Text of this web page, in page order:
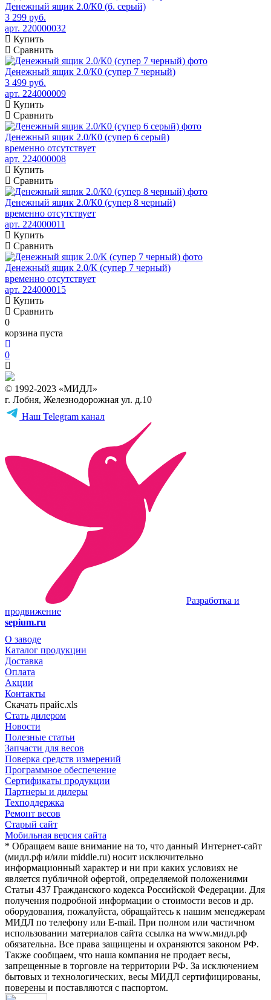
Денежный ящик 2.0/К0 (б. серый)
3 299 руб.
арт. 220000032
Купить
Сравнить
Денежный ящик 2.0/К0 (супер 7 черный)
3 499 руб.
арт. 224000009
Купить
Сравнить
Денежный ящик 2.0/К0 (супер 6 серый)
временно отсутствует
арт. 224000008
Купить
Сравнить
Денежный ящик 2.0/К0 (супер 8 черный)
временно отсутствует
арт. 224000011
Купить
Сравнить
Денежный ящик 2.0/К (супер 7 черный)
временно отсутствует
арт. 224000015
Купить
Сравнить
0
корзина пуста
0
© 1992-2023 «МИДЛ»
г. Лобня, Железнодорожная ул. д.10
Наш Telegram канал
Разработка и
продвижение
sepium.ru
О заводе
Каталог продукции
Доставка
Оплата
Акции
Контакты
Скачать прайс.xls
Стать дилером
Новости
Полезные статьи
Запчасти для весов
Поверка средств измерений
Программное обеспечение
Сертификаты продукции
Партнеры и дилеры
Техподдержка
Ремонт весов
Старый сайт
Мобильная версия сайта
* Обращаем ваше внимание на то, что данный Интернет-сайт
(мидл.рф и/или middle.ru) носит исключительно
информационный характер и ни при каких условиях не
является публичной офертой, определяемой положениями
Статьи 437 Гражданского кодекса Российской Федерации. Для
получения подробной информации о стоимости весов и др.
оборудования, пожалуйста, обращайтесь к нашим менеджерам
МИДЛ по телефону или E-mail. При полном или частичном
использовании материалов сайта ссылка на www.мидл.рф
обязательна. Все права защищены и охраняются законом РФ.
Также сообщаем, что наша компания не продает весы,
запрещенные в торговле на территории РФ. За исключением
бытовых и технологических, весы МИДЛ сертифицированы,
поверены и поставляются с паспортом.